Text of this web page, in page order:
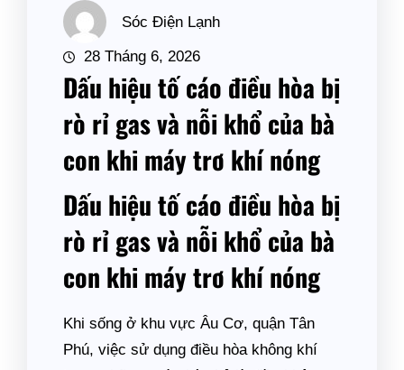
Sóc Điện Lạnh
28 Tháng 6, 2026
Dấu hiệu tố cáo điều hòa bị
rò rỉ gas và nỗi khổ của bà
con khi máy trơ khí nóng
Dấu hiệu tố cáo điều hòa bị
rò rỉ gas và nỗi khổ của bà
con khi máy trơ khí nóng
Khi sống ở khu vực Âu Cơ, quận Tân
Phú, việc sử dụng điều hòa không khí